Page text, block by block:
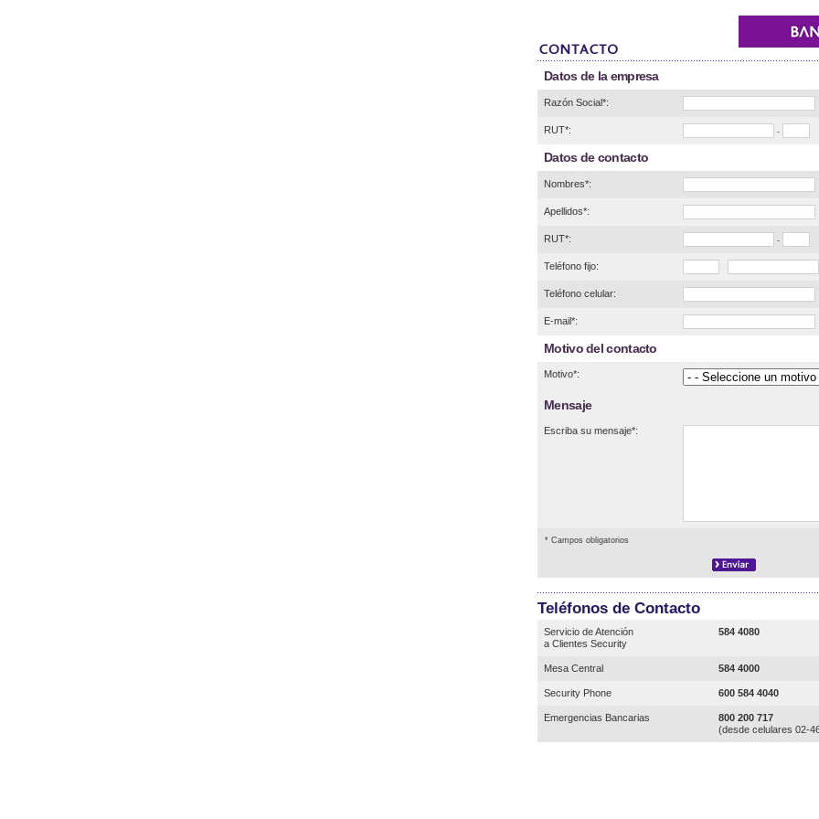
Datos de la empresa
Razón Social*:
RUT*: -
Datos de contacto
Nombres*:
Apellidos*:
RUT*: -
Teléfono fijo:
Teléfono celular:
E-mail*:
Motivo del contacto
Motivo*:
Mensaje
Escriba su mensaje*:
* Campos obligatorios
Teléfonos de Contacto
Servicio de Atención
a Clientes Security
584 4080
Mesa Central 584 4000
Security Phone 600 584 4040
Emergencias Bancarias
800 200 717
(desde celulares 02-